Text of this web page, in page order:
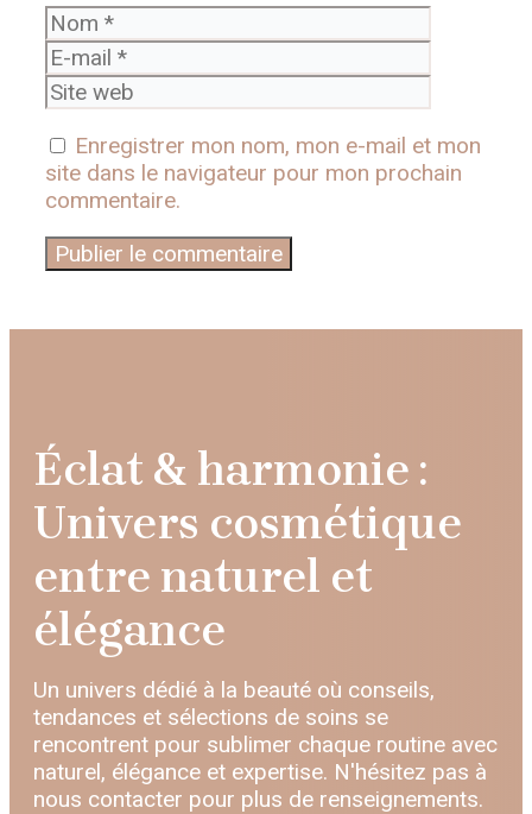
Nom
mail
web
Enregistrer mon nom, mon e-mail et mon
site dans le navigateur pour mon prochain
commentaire.
Éclat & harmonie :
Univers cosmétique
entre naturel et
élégance
Un univers dédié à la beauté où conseils,
tendances et sélections de soins se
rencontrent pour sublimer chaque routine avec
naturel, élégance et expertise. N'hésitez pas à
nous contacter pour plus de renseignements.